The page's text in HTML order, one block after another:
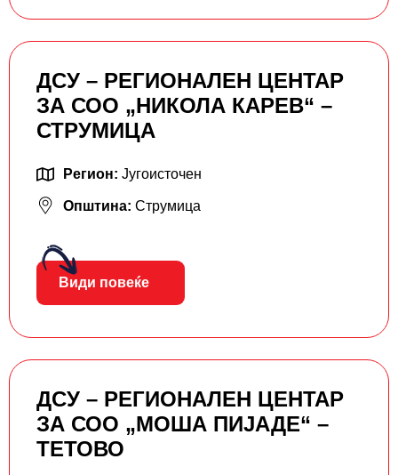
ДСУ – РЕГИОНАЛЕН ЦЕНТАР
ЗА СОО „НИКОЛА КАРЕВ“ –
СТРУМИЦА
Регион: Југоисточен
Општина: Струмица
Види повеќе
ДСУ – РЕГИОНАЛЕН ЦЕНТАР
ЗА СОО „МОША ПИЈАДЕ“ –
ТЕТОВО